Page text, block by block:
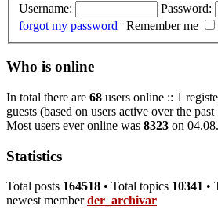
Username: Password:
forgot my password | Remember me
Who is online
In total there are 68 users online :: 1
guests (based on users active over the
Most users ever online was 8323 on
Statistics
Total posts 164518 • Total topics 10341 •
newest memberder_archivar